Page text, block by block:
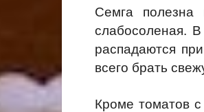
Семга
слабосоленая.
распадаются
всего брать
Кроме томатов